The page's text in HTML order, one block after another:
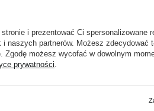
i prezentować Ci spersonalizowane
naszych partnerów. Możesz zdecydować
możesz wycofać w dowolnym
prywatności.